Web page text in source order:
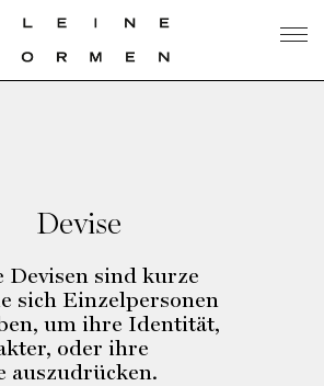
Devise
Devisen sind kurze
sich Einzelpersonen
um ihre Identität,
oder ihre
auszudrücken.